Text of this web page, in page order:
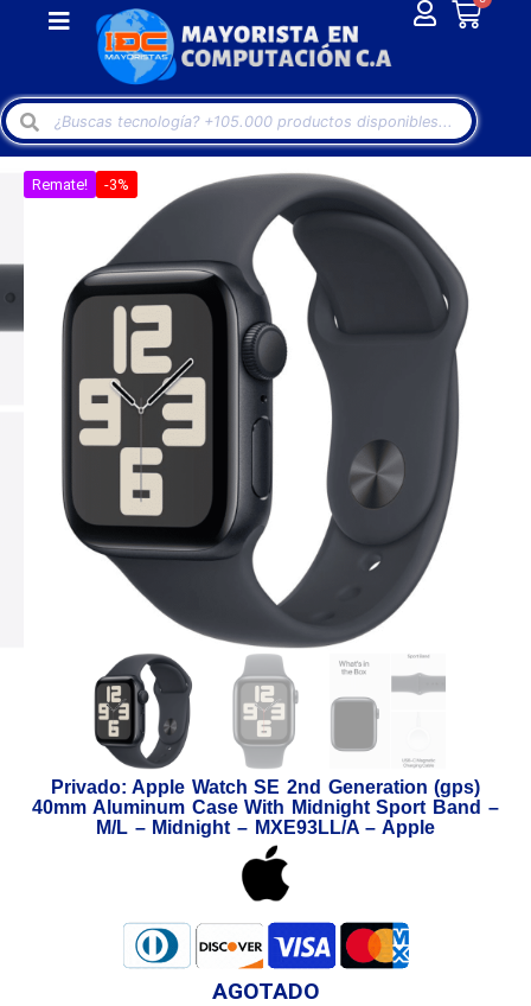
Remate! -3%
Privado: Apple Watch SE 2nd Generation (gps)
40mm Aluminum Case With Midnight Sport Band –
M/L – Midnight – MXE93LL/A – Apple
AGOTADO